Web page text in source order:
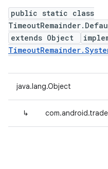
public static class
extends Object
java.lang.Object
↳